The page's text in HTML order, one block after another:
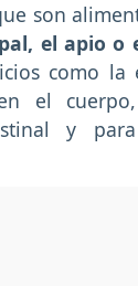
son
el apio o
como la
el
y